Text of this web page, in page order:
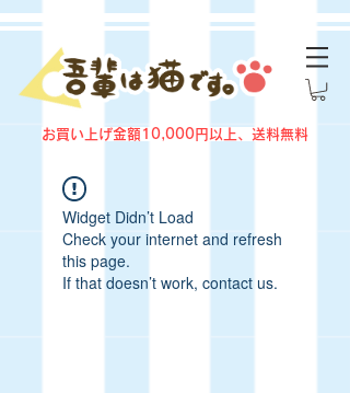
お買い上げ金額10,000円以上、送料無料
Widget Didn’t Load
Check your internet and refresh
this page.
If that doesn’t work, contact us.